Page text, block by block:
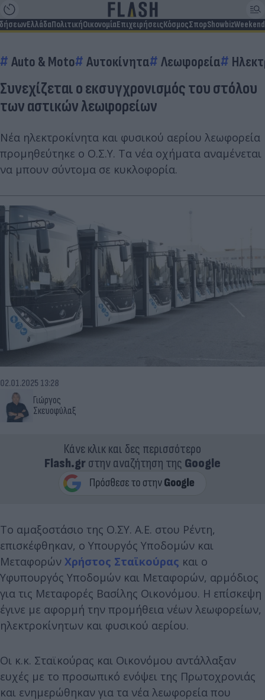
ΕλλάδαΠολιτικήΟικονομίαΕπιχειρήσειςΚόσμοςΣπορShowbizWeekend
Auto & Moto Αυτοκίνητα Λεωφορεία
Συνεχίζεται ο εκσυγχρονισμός του στόλου
των αστικών λεωφορείων
Νέα ηλεκτροκίνητα και φυσικού αερίου λεωφορεία
προμηθεύτηκε ο Ο.Σ.Υ. Τα νέα οχήματα αναμένεται
να μπουν σύντομα σε κυκλοφορία.
Γιώργος
Σκευοφύλαξ
02.01.2025 13:28
Κάνε κλικ και δες περισσότερο
Flash.grστην αναζήτηση της Google
Το αμαξοστάσιο της Ο.ΣΥ. Α.Ε. στου Ρέντη,
επισκέφθηκαν, ο Υπουργός Υποδομών και
Μεταφορών Χρήστος Σταϊκούρας και ο
Υφυπουργός Υποδομών και Μεταφορών, αρμόδιος
για τις Μεταφορές Βασίλης Οικονόμου. Η επίσκεψη
έγινε με αφορμή την προμήθεια νέων λεωφορείων,
ηλεκτροκίνητων και φυσικού αερίου.
Οι κ.κ. Σταϊκούρας και Οικονόμου αντάλλαξαν
ευχές με το προσωπικό ενόψει της Πρωτοχρονιάς
και ενημερώθηκαν για τα νέα λεωφορεία που